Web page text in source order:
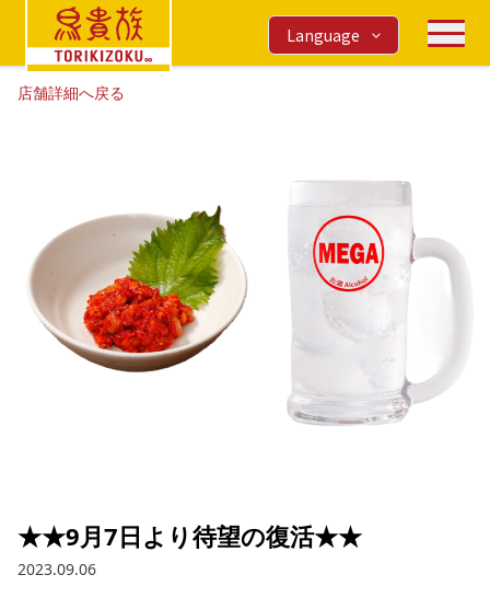
Language
店舗詳細へ戻る
★★9月7日より待望の復活★★
2023.09.06